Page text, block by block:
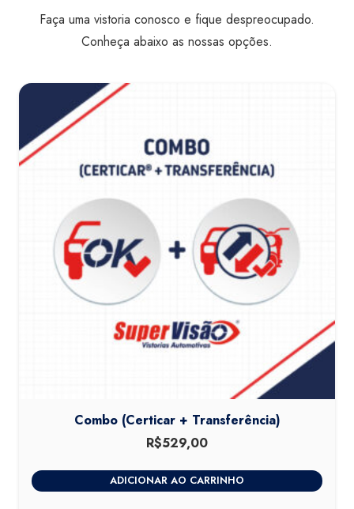
Faça uma vistoria conosco e fique despreocupado.
Conheça abaixo as nossas opções.
Combo (Certicar + Transferência)
R$529,00
ADICIONAR AO CARRINHO